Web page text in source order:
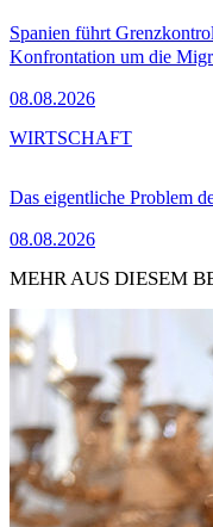
Spanien führt
Konfrontation um die
08.08.2026
Das eigentliche Problem
08.08.2026
WIRTSCHAFT
MEHR AUS DIESEM